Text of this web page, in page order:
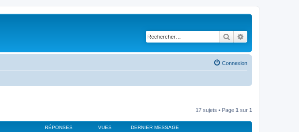
Rechercher
Connexion
17 sujets • Page 1 sur 1
RÉPONSES VUES DERNIER MESSAGE